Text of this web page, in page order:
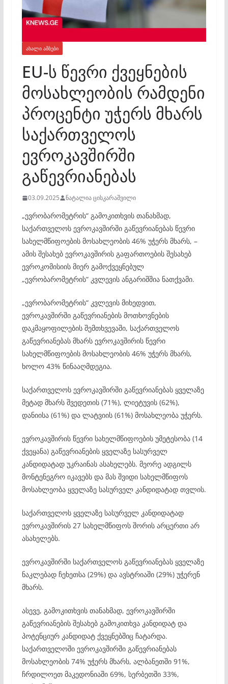
ᲐᲮᲐᲚᲘ ᲐᲛᲑᲔᲑᲘ
EU-ს წევრი ქვეყნების
მოსახლეობის რამდენი
პროცენტი უჭერს მხარს
საქართველოს
ევროკავშირში
გაწევრიანებას
03.09.2025 ნატალია ცისკარაშვილი
„ევრობარომეტრის“ გამოკითხვის თანახმად,
საქართველოს ევროკავშირში გაწევრიანებას წევრი
სახელმწიფოების მოსახლეობის 46% უჭერს მხარს, –
ამის შესახებ ევროკავშირის გაფართოების შესახებ
ევროკომისიის მიერ გამოქვეყნებულ
„ევრობარომეტრის“ კვლევის ანგარიშშია ნათქვამი.
„ევრობარომეტრის“ კვლევის მიხედვით,
ევროკავშირში გაწევრიანების მოთხოვნების
დაკმაყოფილების შემთხვევაში, საქართველოს
გაწევრიანებას მხარს ევროკავშირის წევრი
სახელმწიფოების მოსახლეობის 46% უჭერს მხარს,
ხოლო 43% წინააღმდეგია.
საქართველოს ევროკავშირში გაწევრიანებას ყველაზე
მეტად მხარს შვედეთის (71%), ლიეტუვის (62%),
დანიისა (61%) და ლატვიის (61%) მოსახლეობა უჭერს.
ევროკავშირის წევრი სახელმწიფოების უმეტესობა (14
ქვეყანა) გაწევრიანების ყველაზე სასურველ
კანდიდატად უკრაინას ასახელებს. მეორე ადგილს
მონტენეგრო იკავებს და მას შვიდი სახელმწიფოს
მოსახლეობა ყველაზე სასურველ კანდიდატად თვლის.
საქართველოს ყველაზე სასურველ კანდიდატად
ევროკავშირის 27 სახელმწიფოს შორის არცერთი არ
ასახელებს.
ევროკავშირში საქართველოს გაწევრიანებას ყველაზე
ნაკლებად ჩეხეთსა (29%) და ავსტრიაში (29%) უჭერენ
მხარს.
ასევე, გამოკითხვის თანახმად, ევროკავშირში
გაწევრიანების შესახებ გამოკითხვა კანდიდატ და
პოტენციურ კანდიდატ ქვეყნებშიც ჩატარდა.
საქართველოში ევროკავშირში გაწევრიანებას
მოსახლეობის 74% უჭერს მხარს, ალბანეთში 91%,
ჩრდილოეთ მაკედონიაში 69%, სერბეთში 33%,